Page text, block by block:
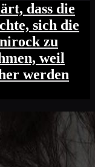
dass die
sich die
zu
weil
werden